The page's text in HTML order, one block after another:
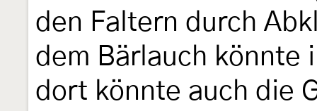
den Faltern durch
dem Bärlauch könnte
dort könnte auch die